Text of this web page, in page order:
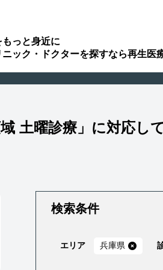
っと身近に
ック・ドクターを探すなら再生医
域 土曜診療」に対応し
検索条件
エリア 兵庫県